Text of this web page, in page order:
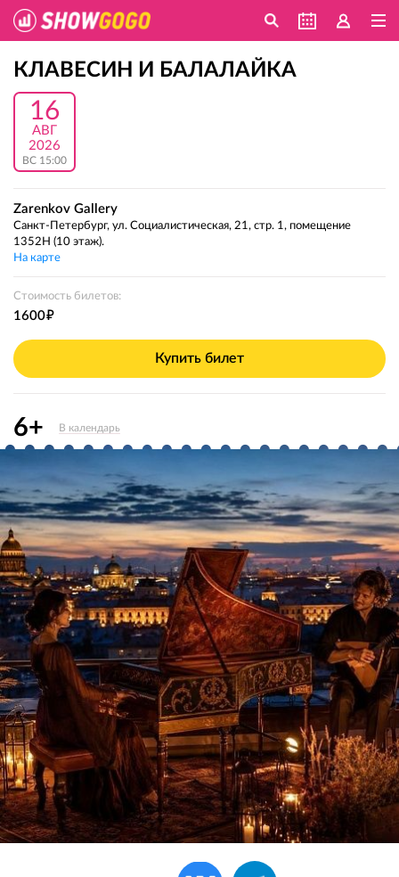
КЛАВЕСИН И БАЛАЛАЙКА
16
АВГ
2026
ВС 15:00
Zarenkov Gallery
Санкт-Петербург, ул. Социалистическая, 21, стр. 1, помещение
1352Н (10 этаж).
На карте
Стоимость билетов:
1600е
Купить билет
6+ В календарь